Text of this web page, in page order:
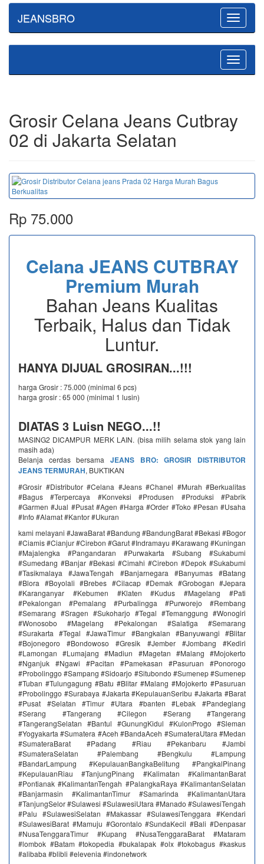
Toggle
JEANSBRO
Toggle
Grosir Celana Jeans Cutbray
02 di Jakarta Selatan
Rp 75.000
Celana JEANS CUTBRAY
Premium Murah
Bahan Jeans Kualitas
Terbaik, Halus dan Tidak
Luntur.
HANYA DIJUAL GROSIRAN...!!!
harga Grosir : 75.000 (minimal 6 pcs)
harga grosir : 65 000 (minimal 1 lusin)
DIATAS 3 Luisn NEGO...!!
MASING2 DICAMPUR MERK LAIN. (bisa milih selama stok yang lain
masih ada)
Belanja cerdas bersama JEANS BRO: GROSIR DISTRIBUTOR
JEANS TERMURAH, BUKTIKAN
#Grosir #Distributor #Celana #Jeans #Chanel #Murah #Berkualitas
#Bagus #Terpercaya #Konveksi #Produsen #Produksi #Pabrik
#Garmen #Jual #Pusat #Agen #Harga #Order #Toko #Pesan #Usaha
#Info #Alamat #Kantor #Ukuran
kami melayani #JawaBarat #Bandung #BandungBarat #Bekasi #Bogor
#Ciamis #Cianjur #Cirebon #Garut #Indramayu #Karawang #Kuningan
#Majalengka #Pangandaran #Purwakarta #Subang #Sukabumi
#Sumedang #Banjar #Bekasi #Cimahi #Cirebon #Depok #Sukabumi
#Tasikmalaya #JawaTengah #Banjarnegara #Banyumas #Batang
#Blora #Boyolali #Brebes #Cilacap #Demak #Grobogan #Jepara
#Karanganyar #Kebumen #Klaten #Kudus #Magelang #Pati
#Pekalongan #Pemalang #Purbalingga #Purworejo #Rembang
#Semarang #Sragen #Sukoharjo #Tegal #Temanggung #Wonogiri
#Wonosobo #Magelang #Pekalongan #Salatiga #Semarang
#Surakarta #Tegal #JawaTimur #Bangkalan #Banyuwangi #Blitar
#Bojonegoro #Bondowoso #Gresik #Jember #Jombang #Kediri
#Lamongan #Lumajang #Madiun #Magetan #Malang #Mojokerto
#Nganjuk #Ngawi #Pacitan #Pamekasan #Pasuruan #Ponorogo
#Probolinggo #Sampang #Sidoarjo #Situbondo #Sumenep #Sumenep
#Tuban #Tulungagung #Batu #Blitar #Malang #Mojokerto #Pasuruan
#Probolinggo #Surabaya #Jakarta #KepulauanSeribu #Jakarta #Barat
#Pusat #Selatan #Timur #Utara #banten #Lebak #Pandeglang
#Serang #Tangerang #Cilegon #Serang #Tangerang
#TangerangSelatan #Bantul #GunungKidul #KulonProgo #Sleman
#Yogyakarta #Sumatera #Aceh #BandaAceh #SumateraUtara #Medan
#SumateraBarat #Padang #Riau #Pekanbaru #Jambi
#SumateraSelatan #Palembang #Bengkulu #Lampung
#BandarLampung #KepulauanBangkaBelitung #PangkalPinang
#KepulauanRiau #TanjungPinang #Kalimatan #KalimantanBarat
#Pontianak #KalimantanTengah #PalangkaRaya #KalimantanSelatan
#Banjarmasin #KalimantanTimur #Samarinda #KalimantanUtara
#TanjungSelor #Sulawesi #SulawesiUtara #Manado #SulawesiTengah
#Palu #SulawesiSelatan #Makassar #SulawesiTenggara #Kendari
#SulawesiBarat #Mamuju #Gorontalo #SundaKecil #Bali #Denpasar
#NusaTenggaraTimur #Kupang #NusaTenggaraBarat #Mataram
#lombok #Batam #tokopedia #bukalapak #olx #tokobagus #kaskus
#alibaba #blibli #elevenia #indonetwork